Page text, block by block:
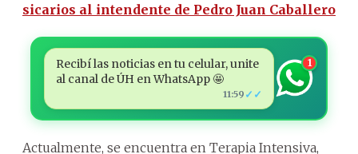
sicarios al intendente de Pedro Juan Caballero
Recibí las noticias en tu celular, unite
al canal de ÚH en WhatsApp 🤩
11:59 ✓✓
1
Actualmente, se encuentra en Terapia Intensiva,